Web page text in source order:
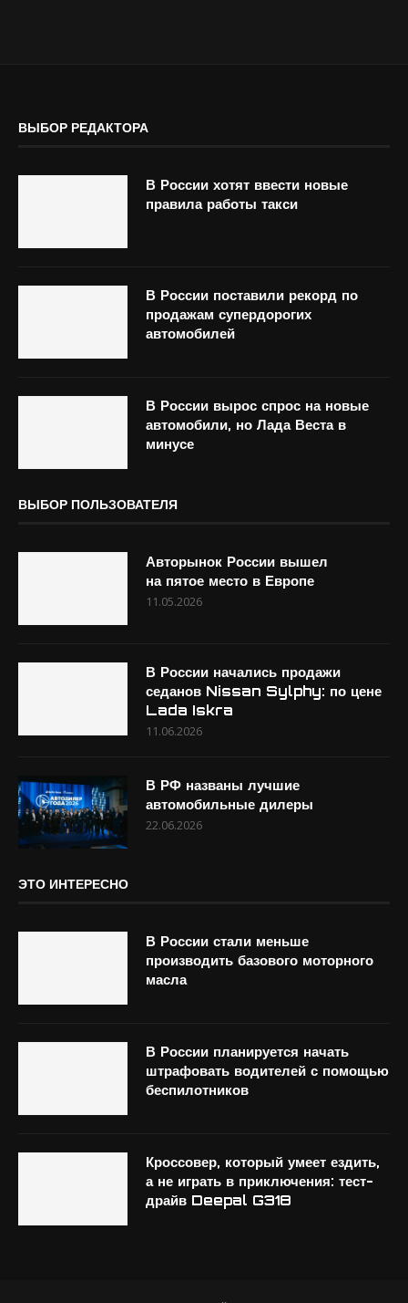
ВЫБОР РЕДАКТОРА
В России хотят ввести новые
правила работы такси
В России поставили рекорд по
продажам супердорогих
автомобилей
В России вырос спрос на новые
автомобили, но Лада Веста в
минусе
ВЫБОР ПОЛЬЗОВАТЕЛЯ
Авторынок России вышел
на пятое место в Европе
11.05.2026
В России начались продажи
седанов Nissan Sylphy: по цене
Lada Iskra
11.06.2026
В РФ названы лучшие
автомобильные дилеры
22.06.2026
ЭТО ИНТЕРЕСНО
В России стали меньше
производить базового моторного
масла
В России планируется начать
штрафовать водителей с помощью
беспилотников
Кроссовер, который умеет ездить,
а не играть в приключения: тест-
драйв Deepal G318